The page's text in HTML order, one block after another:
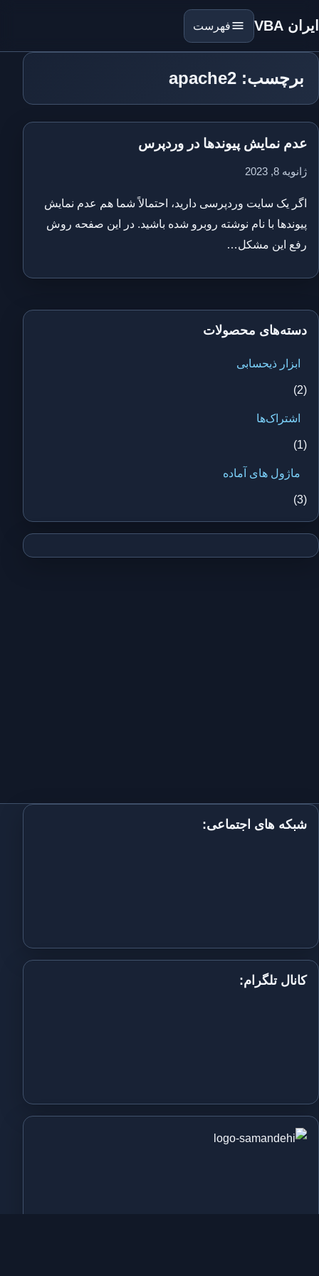
ایران VBA فهرست
برچسب: apache2
عدم نمایش پیوندها در وردپرس
ژانویه 8, 2023
اگر یک سایت وردپرسی دارید، احتمالاً شما هم عدم نمایش
پیوندها با نام نوشته روبرو شده باشید. در این صفحه روش
رفع این مشکل…
دسته‌های محصولات
ابزار ذیحسابی
(2)
اشتراک‌ها
(1)
ماژول های آماده
(3)
شبکه های اجتماعی:
کانال تلگرام: